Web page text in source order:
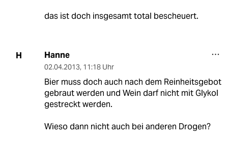
das ist doch insgesamt total bescheuert.
H Hanne
02.04.2013, 11:18 Uhr
Bier muss doch auch nach dem Reinheitsgebot
gebraut werden und Wein darf nicht mit Glykol
gestreckt werden.
Wieso dann nicht auch bei anderen Drogen?